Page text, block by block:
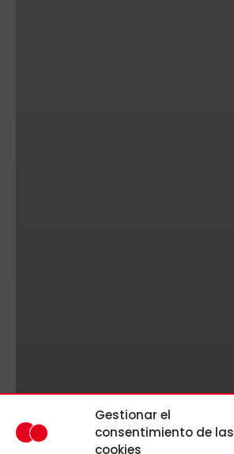
Gestionar el
consentimiento de las
cookies